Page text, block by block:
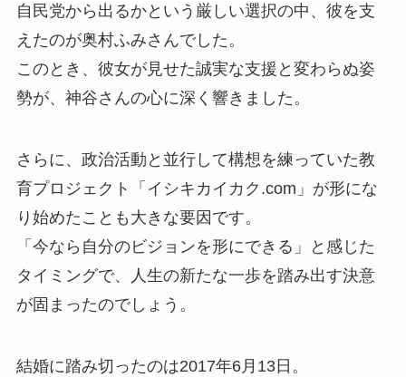
自民党から出るかという厳しい選択の中、彼を支
えたのが奥村ふみさんでした。
このとき、彼女が見せた誠実な支援と変わらぬ姿
勢が、神谷さんの心に深く響きました。
さらに、政治活動と並行して構想を練っていた教
育プロジェクト「イシキカイカク.com」が形にな
り始めたことも大きな要因です。
「今なら自分のビジョンを形にできる」と感じた
タイミングで、人生の新たな一歩を踏み出す決意
が固まったのでしょう。
結婚に踏み切ったのは2017年6月13日。